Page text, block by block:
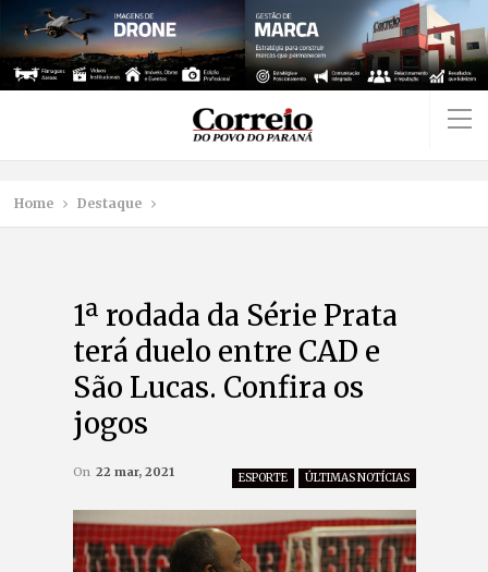
Home Destaque
1ª rodada da Série Prata
terá duelo entre CAD e
São Lucas. Confira os
jogos
ESPORTE ÚLTIMAS NOTÍCIAS
On 22 mar, 2021